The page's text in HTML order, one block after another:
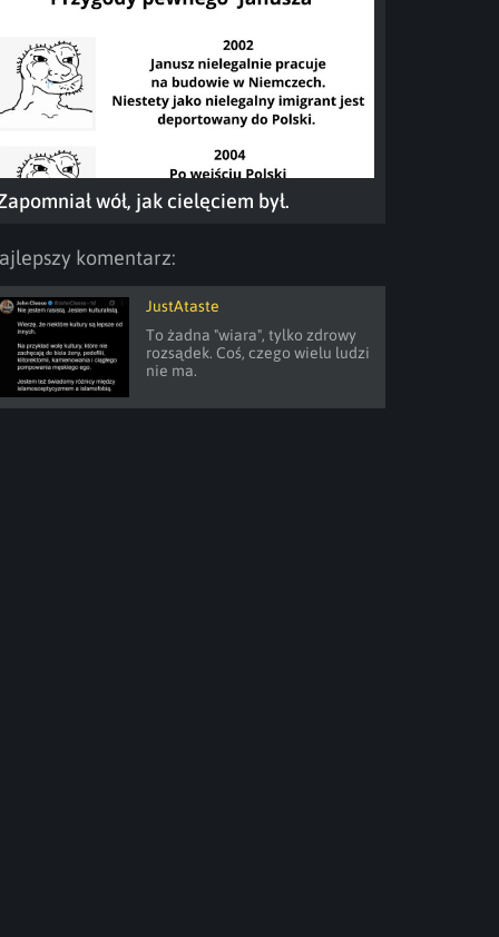
wół, jak cielęciem był.
komentarz:
JustAtaste
To żadna "wiara", tylko zdrowy
rozsądek. Coś, czego wielu ludzi
nie ma.